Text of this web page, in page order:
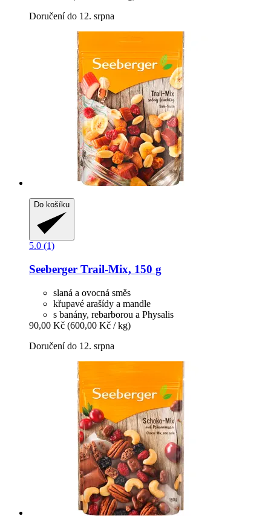
Doručení do 12. srpna
Do košíku
5.0 (1)
Seeberger Trail-​Mix, 150 g
slaná a ovocná směs
křupavé arašídy a mandle
s banány, rebarborou a Physalis
90,00 Kč (600,00 Kč / kg)
Doručení do 12. srpna